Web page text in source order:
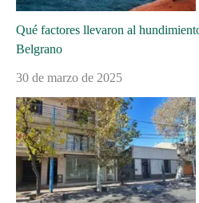
Qué factores llevaron al
Belgrano
30 de marzo de 2025